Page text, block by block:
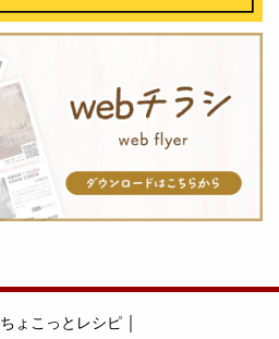
ちょこっとレシピ ｜